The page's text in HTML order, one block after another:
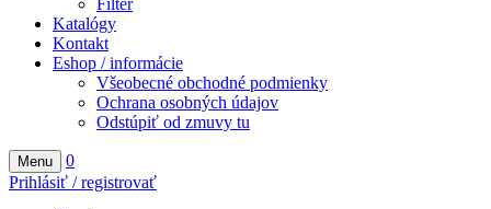
Filter
Katalógy
Kontakt
Eshop / informácie
Všeobecné obchodné podmienky
Ochrana osobných údajov
Odstúpiť od zmuvy tu
Menu
0
Prihlásiť / registrovať